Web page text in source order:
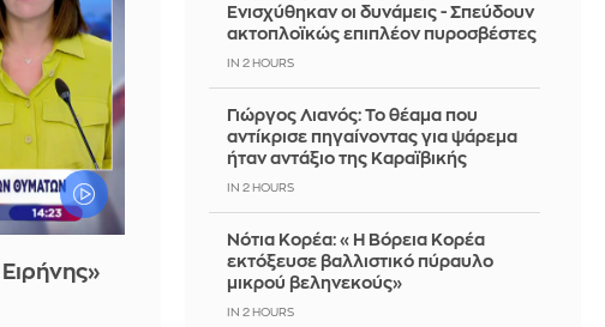
Ενισχύθηκαν οι δυνάμεις - Σπεύδουν
ακτοπλοϊκώς επιπλέον πυροσβέστες
IN 2 HOURS
Γιώργος Λιανός: Το θέαμα που
αντίκρισε πηγαίνοντας για ψάρεμα
ήταν αντάξιο της Καραϊβικής
IN 2 HOURS
Νότια Κορέα: «Η Βόρεια Κορέα
εκτόξευσε βαλλιστικό πύραυλο
μικρού βεληνεκούς»
IN 2 HOURS